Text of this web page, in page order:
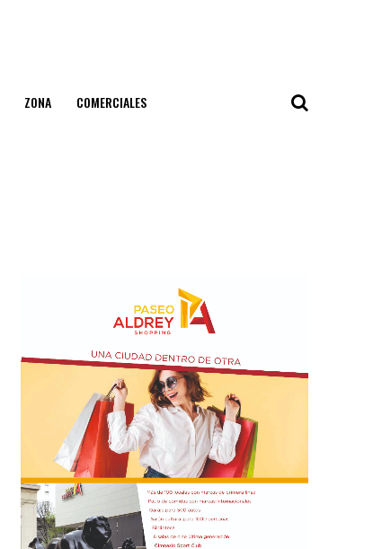
ZONA COMERCIALES